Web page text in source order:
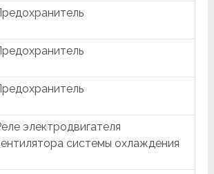
электродвигателя
системы охлаждения